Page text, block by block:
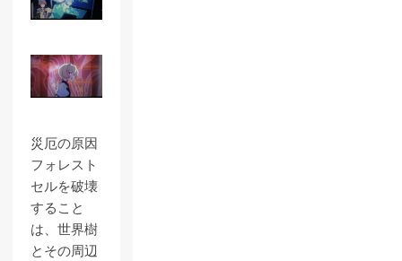
災厄の原因
フォレスト
セルを破壊
すること
は、世界樹
とその周辺